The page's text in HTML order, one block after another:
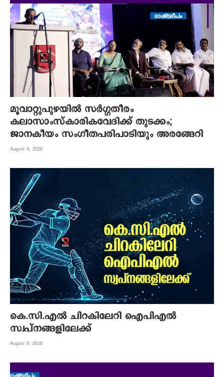
മൂവാറ്റുപുഴയില്‍ സര്‍ഗ്ഗതീരം
കലാസാംസ്‌കാരികവേദിക്ക് തുടക്കം;
ജാനകീയം സംഗീതപരിപാടിയും അരങ്ങേറി
August 8, 2026
കെ.സി.എല്‍ ചിറകിലേറി ഐപിഎല്‍
സ്വപ്നങ്ങളിലേക്ക്
August 8, 2026